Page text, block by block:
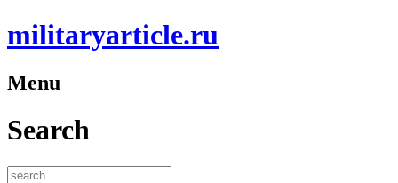
militaryarticle.ru
Menu
Search